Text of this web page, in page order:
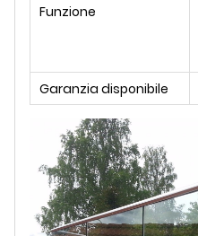
Funzione
Garanzia disponibile